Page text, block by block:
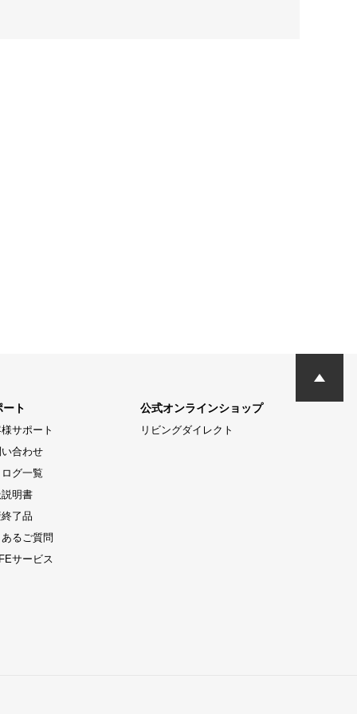
ート
サポート
合わせ
グ一覧
明書
了品
るご質問
サービス
公式オンラインショップ
リビングダイレクト